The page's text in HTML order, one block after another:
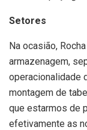
Setores
Na ocasião,
armazenagem,
operacionalidade
montagem de
que estarmos de
efetivamente as